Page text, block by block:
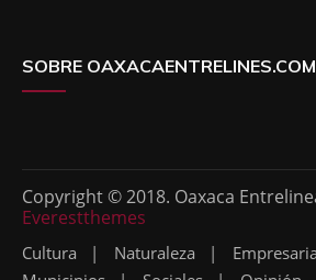
SOBRE OAXACAENTRELINES.COM
Copyright © 2018. Oaxaca
Everestthemes
Cultura Naturaleza